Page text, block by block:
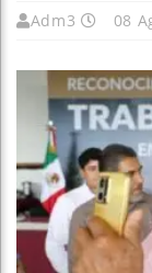
Adm3 08